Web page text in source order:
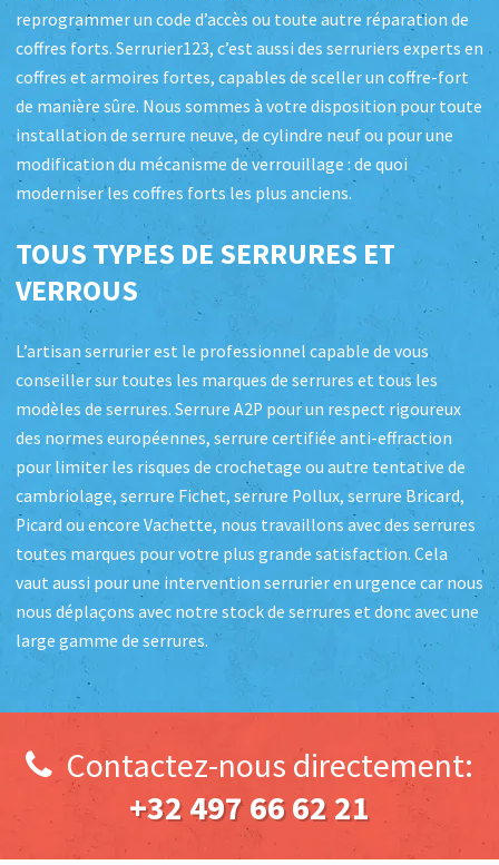
reprogrammer un code d’accès ou toute autre réparation de
coffres forts. Serrurier123, c’est aussi des serruriers experts en
coffres et armoires fortes, capables de sceller un coffre-fort
de manière sûre. Nous sommes à votre disposition pour toute
installation de serrure neuve, de cylindre neuf ou pour une
modification du mécanisme de verrouillage : de quoi
moderniser les coffres forts les plus anciens.
TOUS TYPES DE SERRURES ET
VERROUS
L’artisan serrurier est le professionnel capable de vous
conseiller sur toutes les marques de serrures et tous les
modèles de serrures. Serrure A2P pour un respect rigoureux
des normes européennes, serrure certifiée anti-effraction
pour limiter les risques de crochetage ou autre tentative de
cambriolage, serrure Fichet, serrure Pollux, serrure Bricard,
Picard ou encore Vachette, nous travaillons avec des serrures
toutes marques pour votre plus grande satisfaction. Cela
vaut aussi pour une intervention serrurier en urgence car nous
nous déplaçons avec notre stock de serrures et donc avec une
large gamme de serrures.
Contactez-nous directement:
+32 497 66 62 21